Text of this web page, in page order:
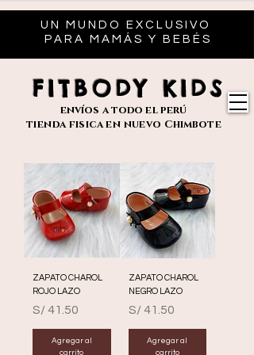
UN MUNDO EXCLUSIVO
PARA MAMÁS Y BEBÉS
FITBODY KIDS
envíos a todo el perú
tienda fisica en nuevo Chimbote
ZAPATO CHAROL
ROJO LAZO
Precio
S/ 41.50
Agregar al
carrito
ZAPATO CHAROL
NEGRO LAZO
Precio
S/ 41.50
Agregar al
carrito